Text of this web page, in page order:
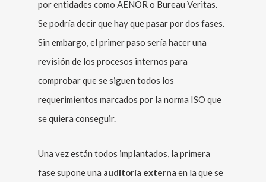
por entidades como AENOR o Bureau Veritas.
Se podría decir que hay que pasar por dos fases.
Sin embargo, el primer paso sería hacer una
revisión de los procesos internos para
comprobar que se siguen todos los
requerimientos marcados por la norma ISO que
se quiera conseguir.
Una vez están todos implantados, la primera
fase supone una auditoría externa en la que se